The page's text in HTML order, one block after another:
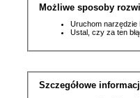
Możliwe sposoby
Uruchom narzędzie
Ustal, czy za ten
Szczegółowe